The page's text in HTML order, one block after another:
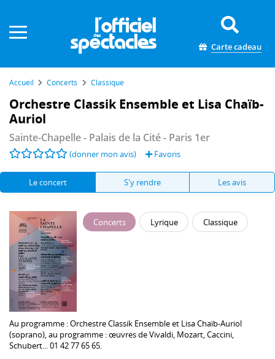
Carte cadeau
Accueil Concerts Classique
Orchestre Classik Ensemble et Lisa Chaïb-
Auriol
Sainte-Chapelle - Palais de la Cité- Paris 1er
(donner mon avis) Favoris
Le concert S'y rendre Les avis
Concerts Lyrique Classique
Au programme :Orchestre Classik Ensembleet Lisa Chaïb-Auriol
(soprano), au programme : œuvres de Vivaldi, Mozart, Caccini,
Schubert... 01 42 77 65 65.